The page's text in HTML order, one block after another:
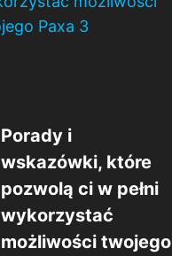
Porady i
wskazówki, które
pozwolą ci w pełni
wykorzystać
możliwości twojego